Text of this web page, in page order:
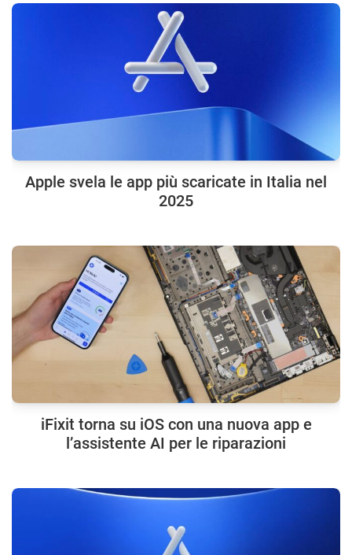
Apple svela le app più scaricate in Italia nel
2025
iFixit torna su iOS con una nuova app e
l’assistente AI per le riparazioni